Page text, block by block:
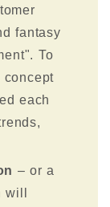
fantasy
To
concept
each
– or a